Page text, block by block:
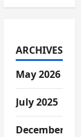
ARCHIVES
May 2026
July 2025
December